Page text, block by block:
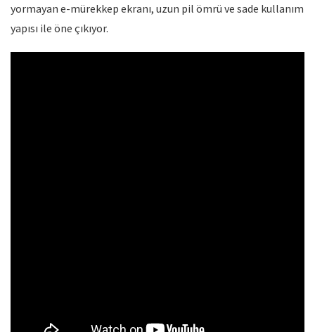
yormayan e-mürekkep ekranı, uzun pil ömrü ve sade kullanım
yapısı ile öne çıkıyor.